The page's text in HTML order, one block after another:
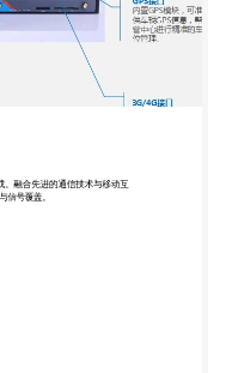
案管理等，这将大大
精准营销，使宝贵